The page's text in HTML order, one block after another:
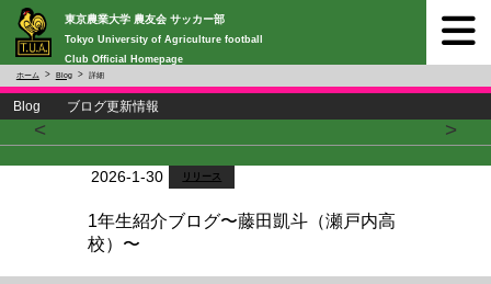
東京農業大学 農友会 サッカー部
Tokyo University of Agriculture football
Club Official Homepage
ホーム Blog 詳細
Blog ブログ更新情報
< >
2026-1-30 リリース
1年生紹介ブログ〜藤田凱斗（瀬戸内高
校）〜